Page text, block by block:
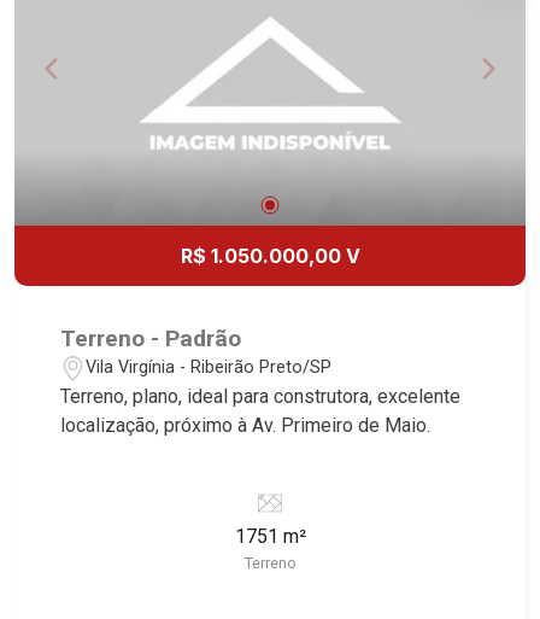
R$ 1.050.000,00 V
Terreno - Padrão
Vila Virgínia - Ribeirão Preto/SP
Terreno, plano, ideal para construtora, excelente
localização, próximo à Av. Primeiro de Maio.
1751 m²
Terreno